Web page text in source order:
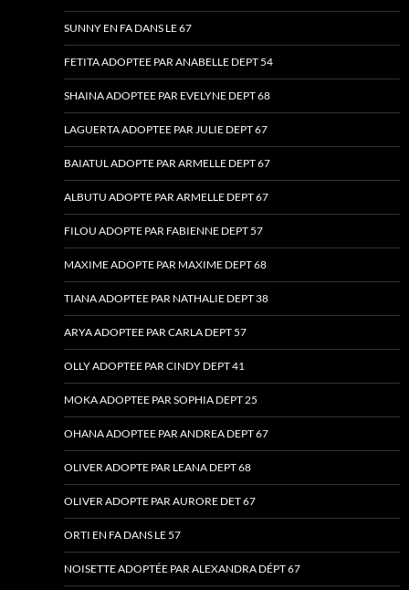
SUNNY EN FA DANS LE 67
FETITA ADOPTEE PAR ANABELLE DEPT 54
SHAINA ADOPTEE PAR EVELYNE DEPT 68
LAGUERTA ADOPTEE PAR JULIE DEPT 67
BAIATUL ADOPTE PAR ARMELLE DEPT 67
ALBUTU ADOPTE PAR ARMELLE DEPT 67
FILOU ADOPTE PAR FABIENNE DEPT 57
MAXIME ADOPTE PAR MAXIME DEPT 68
TIANA ADOPTEE PAR NATHALIE DEPT 38
ARYA ADOPTEE PAR CARLA DEPT 57
OLLY ADOPTEE PAR CINDY DEPT 41
MOKA ADOPTEE PAR SOPHIA DEPT 25
OHANA ADOPTEE PAR ANDREA DEPT 67
OLIVER ADOPTE PAR LEANA DEPT 68
OLIVER ADOPTE PAR AURORE DET 67
ORTI EN FA DANS LE 57
NOISETTE ADOPTÉE PAR ALEXANDRA DÉPT 67